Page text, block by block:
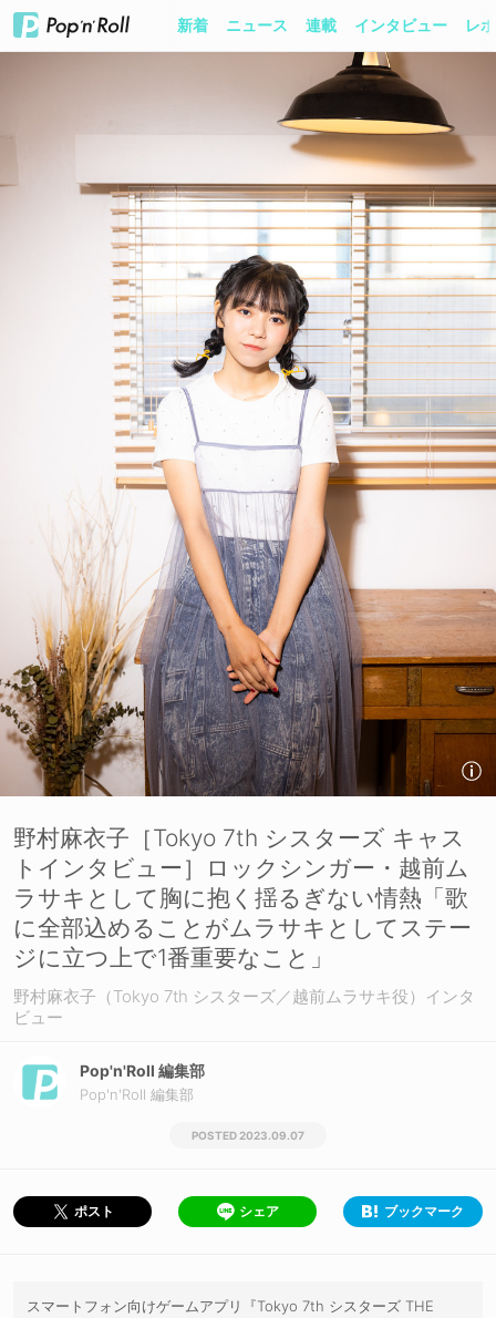
新着 ニュース 連載 インタビュー レ
野村麻衣子［Tokyo 7th シスターズ キャス
トインタビュー］ロックシンガー・越前ム
ラサキとして胸に抱く揺るぎない情熱「歌
に全部込めることがムラサキとしてステー
ジに立つ上で1番重要なこと」
野村麻衣子（Tokyo 7th シスターズ／越前ムラサキ役）インタ
ビュー
Pop'n'Roll 編集部
Pop'n'Roll 編集部
2023.09.07
ポスト シェア ブックマーク
スマートフォン向けゲームアプリ『Tokyo 7th シスターズ THE